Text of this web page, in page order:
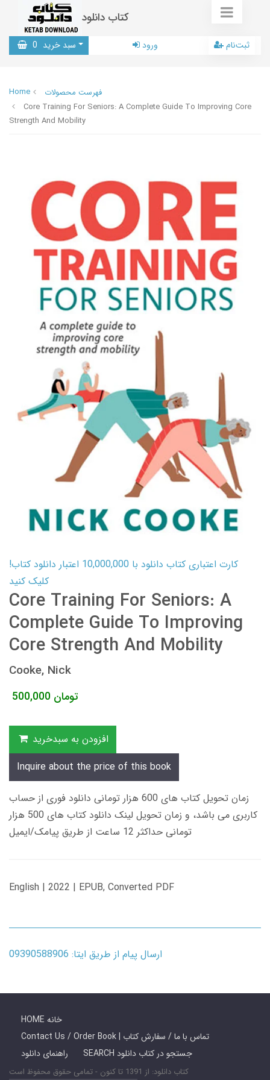
کتاب دانلود
سبد خرید 0 ورود ثبت‌نام
Home
فهرست محصولات
Core Training For Seniors: A Complete Guide To Improving Core
Strength And Mobility
کارت اعتباری کتاب دانلود با 10,000,000 اعتبار دانلود کتاب!
کلیک کنید
Core Training For Seniors: A
Complete Guide To Improving
Core Strength And Mobility
Cooke, Nick
500,000 تومان
افزودن به سبدخرید
Inquire about the price of this book
زمان تحویل کتاب های 600 هزار تومانی دانلود فوری از حساب
کاربری می باشد، و زمان تحویل لینک دانلود کتاب های 500 هزار
تومانی حداکثر 12 ساعت از طریق پیامک/ایمیل
English | 2022 | EPUB, Converted PDF
ارسال پیام از طریق ایتا: 09390588906
HOME خانه
Contact Us / Order Book | تماس با ما / سفارش کتاب
راهنمای دانلود
SEARCH جستجو در کتاب دانلود
کتاب دانلود: از 1391 تا کنون - تمامی حقوق محفوظ است